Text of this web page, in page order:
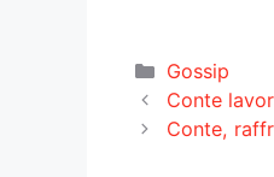
Categorie
Gossip
Conte
Conte,